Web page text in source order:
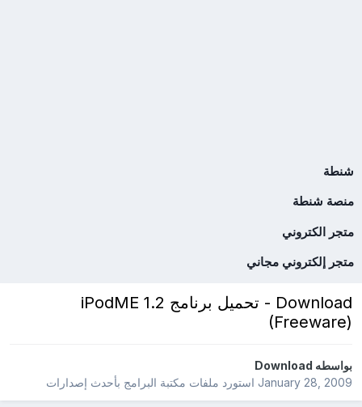
شنطة
منصة شنطة
متجر الكتروني
متجر إلكتروني مجاني
Download - تحميل برنامج iPodME 1.2
(Freeware)
بواسطهDownload
January 28, 2009استورد ملفات مكتبة البرامج بأحدث إصدارات